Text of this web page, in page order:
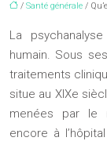
/ Santé générale /
La
humain. Sous
traitements
situe au XIXe
menées par le
encore à